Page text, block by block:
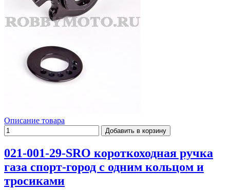
Описание товара
021-001-29-SRO короткоходная ручка
газа спорт-город с одним кольцом и
тросиками